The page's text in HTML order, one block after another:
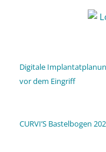
Digitale
vor dem Eingriff
CURVI’S Bastelbogen